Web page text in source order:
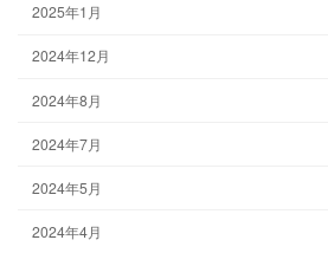
2025年1月
2024年12月
2024年8月
2024年7月
2024年5月
2024年4月